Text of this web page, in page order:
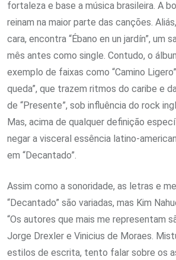
fortaleza e base a música brasileira. A
reinam na maior parte das canções.
cara, encontra “Ébano en un jardín”, um
mês antes como single. Contudo, o
exemplo de faixas como “Camino
queda”, que trazem ritmos do caribe e
de “Presente”, sob influência do rock
Mas, acima de qualquer definição
negar a visceral essência latino-
em “Decantado”.
Assim como a sonoridade, as letras e
“Decantado” são variadas, mas Kim
“Os autores que mais me representam
Jorge Drexler e Vinicius de Moraes.
estilos de escrita, tento falar sobre os